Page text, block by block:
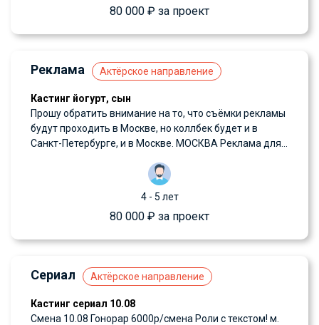
80 000 ₽ за проект
Реклама Актёрское направление
Кастинг йогурт, сын
Прошу обратить внимание на то, что съёмки рекламы
будут проходить в Москве, но коллбек будет и в
Санкт-Петербурге, и в Москве. МОСКВА Реклама для...
4 - 5 лет
80 000 ₽ за проект
Сериал Актёрское направление
Кастинг сериал 10.08
Смена 10.08 Гонорар 6000р/смена Роли с текстом! м.